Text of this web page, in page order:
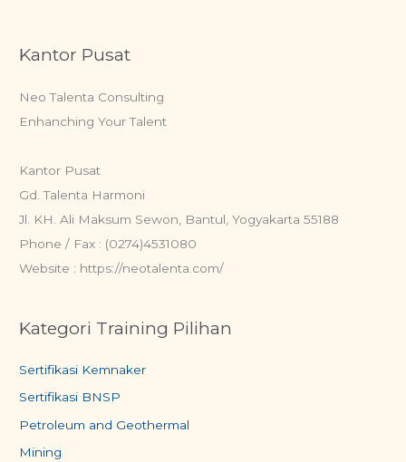
Kantor Pusat
Neo Talenta Consulting
Enhanching Your Talent
Kantor Pusat
Gd. Talenta Harmoni
Jl. KH. Ali Maksum Sewon, Bantul, Yogyakarta 55188
Phone / Fax : (0274)4531080
Website : https://neotalenta.com/
Kategori Training Pilihan
Sertifikasi Kemnaker
Sertifikasi BNSP
Petroleum and Geothermal
Mining